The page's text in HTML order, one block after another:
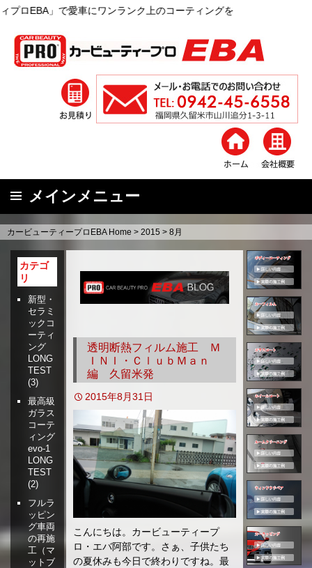
ワンランク上のコーティングを
メインメニュー
コカービューティープロEBA Home > 2015 > 8月
透明断熱フィルム施工 Ｍ
ＩＮＩ・ＣｌｕｂＭａｎ
編 久留米発
2015年8月31日
こんにちは。カービューティープ
ロ・エバ阿部です。さぁ、子供たち
の夏休みも今日で終わりですね。最
カテゴ
リ
新型・
セラミ
ックコ
ーティ
ング
LONG
TEST
(3)
最高級
ガラス
コーテ
ィング
evo-1
LONG
TEST
(2)
フルラ
ッピン
グ車両
の再施
工（マ
ットブ